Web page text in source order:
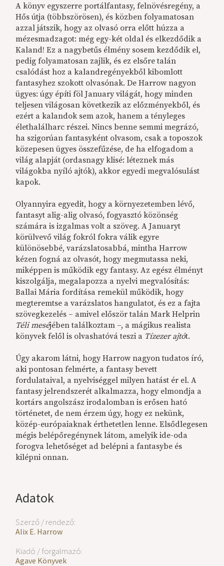
Adatok
Szerző / rendező:
Alix E. Harrow
Kiadó / forgalmazó:
Agave Könyvek
A könyv egyszerre portálfantasy, felnövésregény, a
Hős útja (többszörösen), és közben folyamatosan
azzal játszik, hogy az olvasó orra előtt húzza a
mézesmadzagot: még egy-két oldal és elkezdődik a
Kaland! Ez a nagybetűs élmény sosem kezdődik el,
pedig folyamatosan zajlik, és ez elsőre talán
csalódást hoz a kalandregényekből kibomlott
fantasyhez szokott olvasónak. De Harrow nagyon
ügyes: úgy építi föl January világát, hogy minden
teljesen világosan következik az előzményekből, és
ezért a kalandok sem azok, hanem a tényleges
élethalálharc részei. Nincs benne semmi megrázó,
ha szigorúan fantasyként olvasom, csak a toposzok
közepesen ügyes összefűzése, de ha elfogadom a
világ alapját (ordasnagy klisé: léteznek más
világokba nyíló ajtók), akkor egyedi megvalósulást
kapok.
Olyannyira egyedit, hogy a környezetemben lévő,
fantasyt alig-alig olvasó, fogyasztó közönség
számára is izgalmas volt a szöveg. A Januaryt
körülvevő világ fokról fokra válik egyre
különösebbé, varázslatosabbá, mintha Harrow
kézen fogná az olvasót, hogy megmutassa neki,
miképpen is működik egy fantasy. Az egész élményt
kiszolgálja, megalapozza a nyelvi megvalósítás:
Ballai Mária fordítása remekül működik, hogy
megteremtse a varázslatos hangulatot, és ez a fajta
szövegkezelés – amivel először talán Mark Helprin
Téli meséjében találkoztam –, a mágikus realista
könyvek felől is olvashatóvá teszi a Tízezer ajtót.
Úgy akarom látni, hogy Harrow nagyon tudatos író,
aki pontosan felmérte, a fantasy bevett
fordulataival, a nyelviséggel milyen hatást ér el. A
fantasy jelrendszerét alkalmazza, hogy elmondja a
kortárs angolszász irodalomban is erősen ható
történetet, de nem érzem úgy, hogy ez nekünk,
közép-európaiaknak érthetetlen lenne. Elsődlegesen
mégis belépőregénynek látom, amelyik ide-oda
forogva lehetőséget ad belépni a fantasybe és
kilépni onnan.